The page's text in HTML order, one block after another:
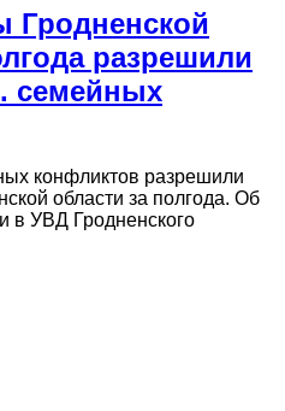
Гродненской
разрешили
семейных
конфликтов разрешили
области за полгода. Об
в УВД Гродненского